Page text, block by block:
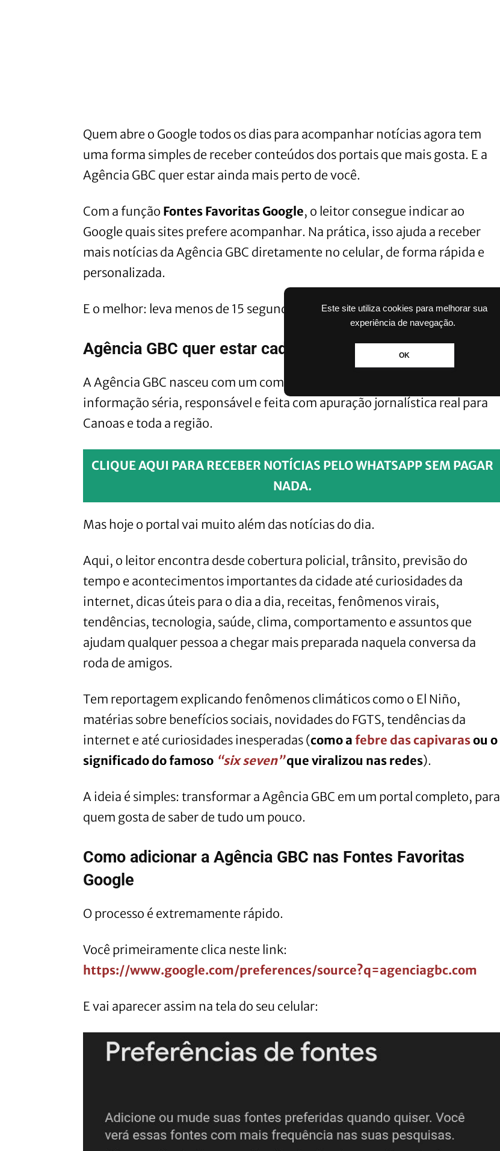
Este site utiliza cookies para melhorar sua
experiência de navegação.
OK
Quem abre o Google todos os dias para acompanhar notícias agora tem
uma forma simples de receber conteúdos dos portais que mais gosta. E a
Agência GBC quer estar ainda mais perto de você.
Com a função Fontes Favoritas Google, o leitor consegue indicar ao
Google quais sites prefere acompanhar. Na prática, isso ajuda a receber
mais notícias da Agência GBC diretamente no celular, de forma rápida e
personalizada.
E o melhor: leva menos de 15 segundos.
Agência GBC quer estar cada vez mais próxima do leitor
A Agência GBC nasceu com um compromisso muito claro: levar
informação séria, responsável e feita com apuração jornalística real para
Canoas e toda a região.
CLIQUE AQUI PARA RECEBER NOTÍCIAS PELO WHATSAPP SEM PAGAR
NADA.
Mas hoje o portal vai muito além das notícias do dia.
Aqui, o leitor encontra desde cobertura policial, trânsito, previsão do
tempo e acontecimentos importantes da cidade até curiosidades da
internet, dicas úteis para o dia a dia, receitas, fenômenos virais,
tendências, tecnologia, saúde, clima, comportamento e assuntos que
ajudam qualquer pessoa a chegar mais preparada naquela conversa da
roda de amigos.
Tem reportagem explicando fenômenos climáticos como o El Niño,
matérias sobre benefícios sociais, novidades do FGTS, tendências da
internet e até curiosidades inesperadas (como a febre das capivarasou o
significado do famoso “six seven”que viralizou nas redes).
A ideia é simples: transformar a Agência GBC em um portal completo, para
quem gosta de saber de tudo um pouco.
Como adicionar a Agência GBC nas Fontes Favoritas
Google
O processo é extremamente rápido.
Você primeiramente clica neste link:
https://www.google.com/preferences/source?q=agenciagbc.com
E vai aparecer assim na tela do seu celular: